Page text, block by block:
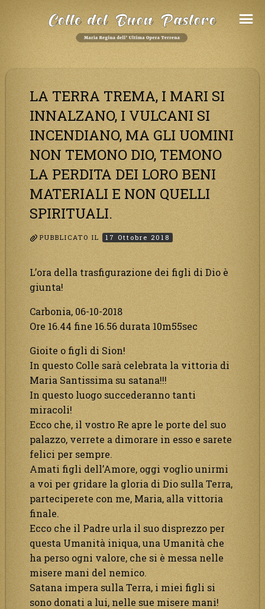
LA TERRA TREMA, I MARI SI
INNALZANO, I VULCANI SI
INCENDIANO, MA GLI UOMINI
NON TEMONO DIO, TEMONO
LA PERDITA DEI LORO BENI
MATERIALI E NON QUELLI
SPIRITUALI.
PUBBLICATO IL 17 Ottobre 2018
L’ora della trasfigurazione dei figli di Dio è
giunta!
Carbonia, 06-10-2018
Ore 16.44 fine 16.56 durata 10m55sec
Gioite o figli di Sion!
In questo Colle sarà celebrata la vittoria di
Maria Santissima su satana!!!
In questo luogo succederanno tanti
miracoli!
Ecco che, il vostro Re apre le porte del suo
palazzo, verrete a dimorare in esso e sarete
felici per sempre.
Amati figli dell’Amore, oggi voglio unirmi
a voi per gridare la gloria di Dio sulla Terra,
parteciperete con me, Maria, alla vittoria
finale.
Ecco che il Padre urla il suo disprezzo per
questa Umanità iniqua, una Umanità che
ha perso ogni valore, che si è messa nelle
misere mani del nemico.
Satana impera sulla Terra, i miei figli si
sono donati a lui, nelle sue misere mani!